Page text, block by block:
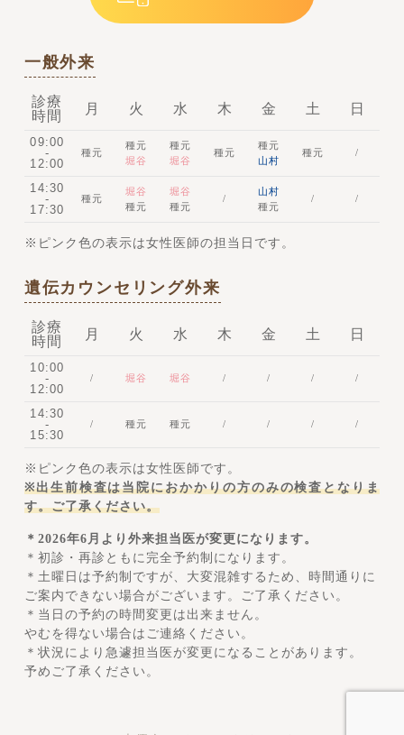
一般外来
診療
時間
月 火 水 木 金 土 日
09:00
-
12:00
種元
種元
堀谷
種元
堀谷
種元
種元
山村
種元 /
14:30
-
17:30
種元
堀谷
種元
堀谷
種元
/
山村
種元
/ /
※ピンク色の表示は女性医師の担当日です。
遺伝カウンセリング外来
診療
時間
月 火 水 木 金 土 日
10:00
-
12:00
/ 堀谷 堀谷 / / / /
14:30
-
15:30
/ 種元 種元 / / / /
※ピンク色の表示は女性医師です。
※出生前検査は当院におかかりの方のみの検査となりま
す。ご了承ください。
＊2026年6月より外来担当医が変更になります。
＊初診・再診ともに完全予約制になります。
＊土曜日は予約制ですが、大変混雑するため、 時間通りに
ご案内できない場合がございます。ご了承ください。
＊当日の予約の時間変更は出来ません。
やむを得ない場合はご連絡ください。
＊状況により急遽担当医が変更になることがあります。
予めご了承ください。